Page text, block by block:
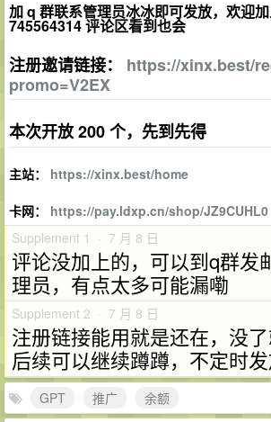
加 q 群联系管理员冰冰即可发放，欢迎加
745564314 评论区看到也会
注册邀请链接： https://xinx.best/
promo=V2EX
本次开放 200 个，先到先得
主站： https://xinx.best/home
卡网： https://pay.ldxp.cn/shop/JZ9CUHL0
Supplement 1 · 7 月 8 日
评论没加上的，可以到q群发
理员，有点太多可能漏嘞
Supplement 2 · 7 月 8 日
注册链接能用就是还在，没了
后续可以继续蹲蹲，不定时
GPT 推广
余额